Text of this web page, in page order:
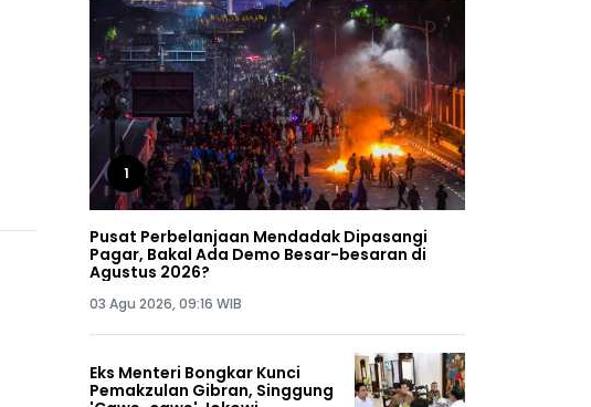
1
Pusat Perbelanjaan Mendadak Dipasangi
Pagar, Bakal Ada Demo Besar-besaran di
Agustus 2026?
03 Agu 2026, 09:16 WIB
Eks Menteri Bongkar Kunci
Pemakzulan Gibran, Singgung